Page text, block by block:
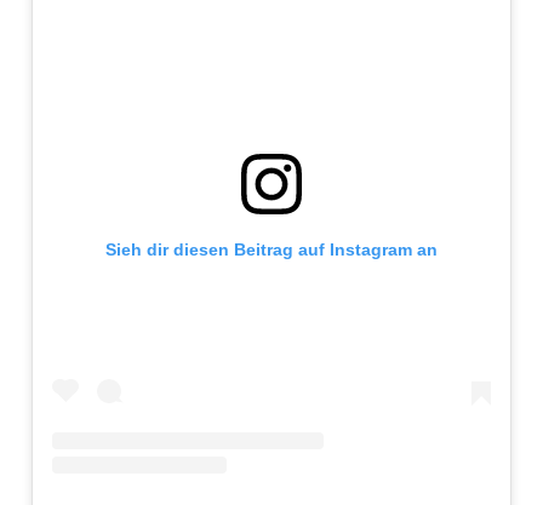
Sieh dir diesen Beitrag auf Instagram an